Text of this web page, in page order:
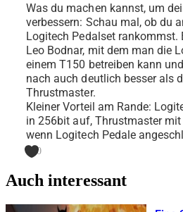
Was du machen kannst, um
verbessern: Schau mal, ob du
Logitech Pedalset rankommst.
Leo Bodnar, mit dem man die
einem T150 betreiben kann
nach auch deutlich besser als
Thrustmaster.
Kleiner Vorteil am Rande:
in 256bit auf, Thrustmaster
wenn Logitech Pedale
0
Auch interessant